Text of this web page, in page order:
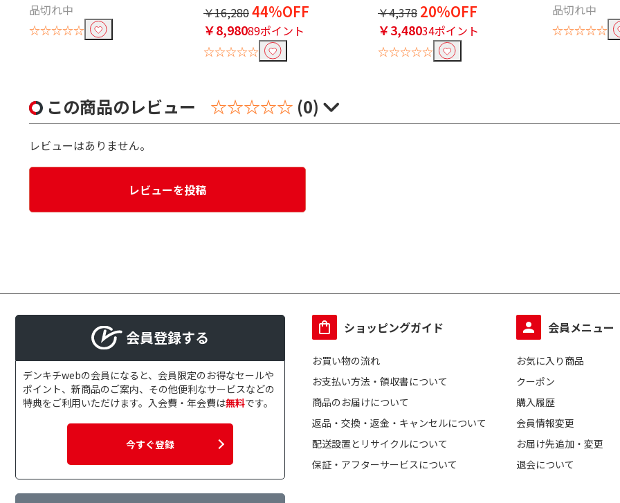
品切れ中
☆☆☆☆☆
￥16,28044%OFF
￥8,98089ポイント
☆☆☆☆☆
￥4,378 20%OFF
￥3,48034ポイント
☆☆☆☆☆
品切れ中
☆☆☆☆☆
この商品のレビュー ☆☆☆☆☆ (0)
レビューはありません。
レビューを投稿
会員登録する
デンキチwebの会員になると、会員限定のお得なセールや
ポイント、新商品のご案内、その他便利なサービスなどの
特典をご利用いただけます。入会費・年会費は無料です。
今すぐ登録
ショッピングガイド
お買い物の流れ
お支払い方法・領収書について
商品のお届けについて
返品・交換・返金・キャンセルについて
配送設置とリサイクルについて
保証・アフターサービスについて
会員メニュー
お気に入り商品
クーポン
購入履歴
会員情報変更
お届け先追加・変更
退会について